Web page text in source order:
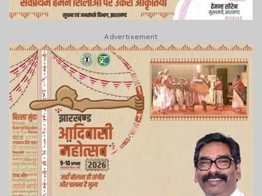
Advertisement